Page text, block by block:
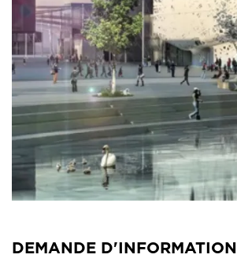
DEMANDE D'INFORMATION